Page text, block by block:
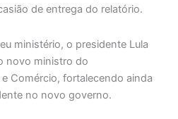
de entrega do relatório.
ministério, o presidente Lula
novo ministro do
Comércio, fortalecendo ainda
no novo governo.